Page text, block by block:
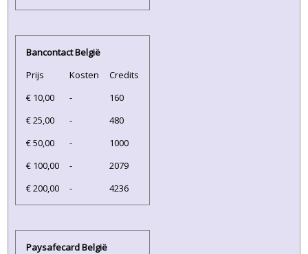
Bancontact België
Prijs
Kosten
Credits
€ 10,00
-
160
€ 25,00
-
480
€ 50,00
-
1000
€ 100,00
-
2079
€ 200,00
- 4236
Paysafecard België